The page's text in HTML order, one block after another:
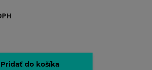
Pridať do košíka